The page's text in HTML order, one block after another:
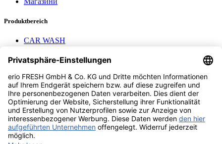
Produktbereich
CAR WASH
AEROTEC Compressors
Nayax Cashless
Contact us
erio FRESH GmbH & Co. KG
Stader Landstr. 7
28719 Bremen